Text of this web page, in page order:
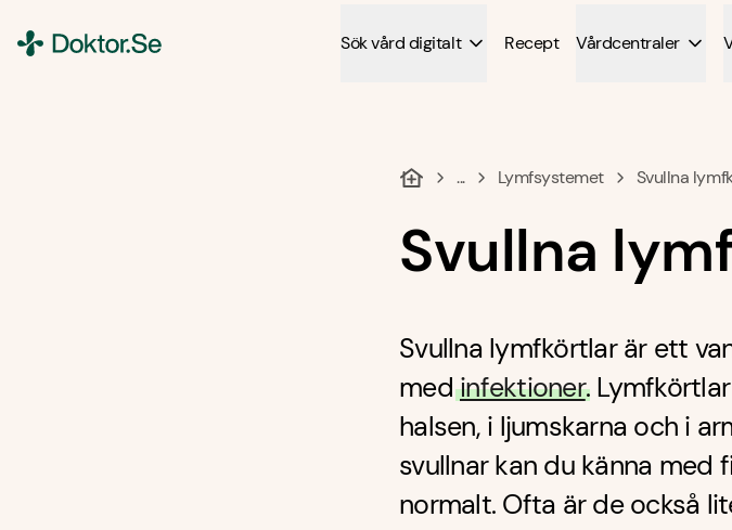
Sök vård digitalt Recept Vårdcentraler
... Lymfsystemet Svullna
Svullna
Svullna lymfkörtlar är ett
medinfektioner.
halsen, i ljumskarna och i
svullnar kan du känna med
normalt. Ofta är de också